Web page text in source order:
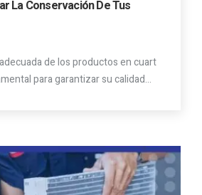
La Conservación De Tus
de los productos en cuart
para garantizar su calidad…